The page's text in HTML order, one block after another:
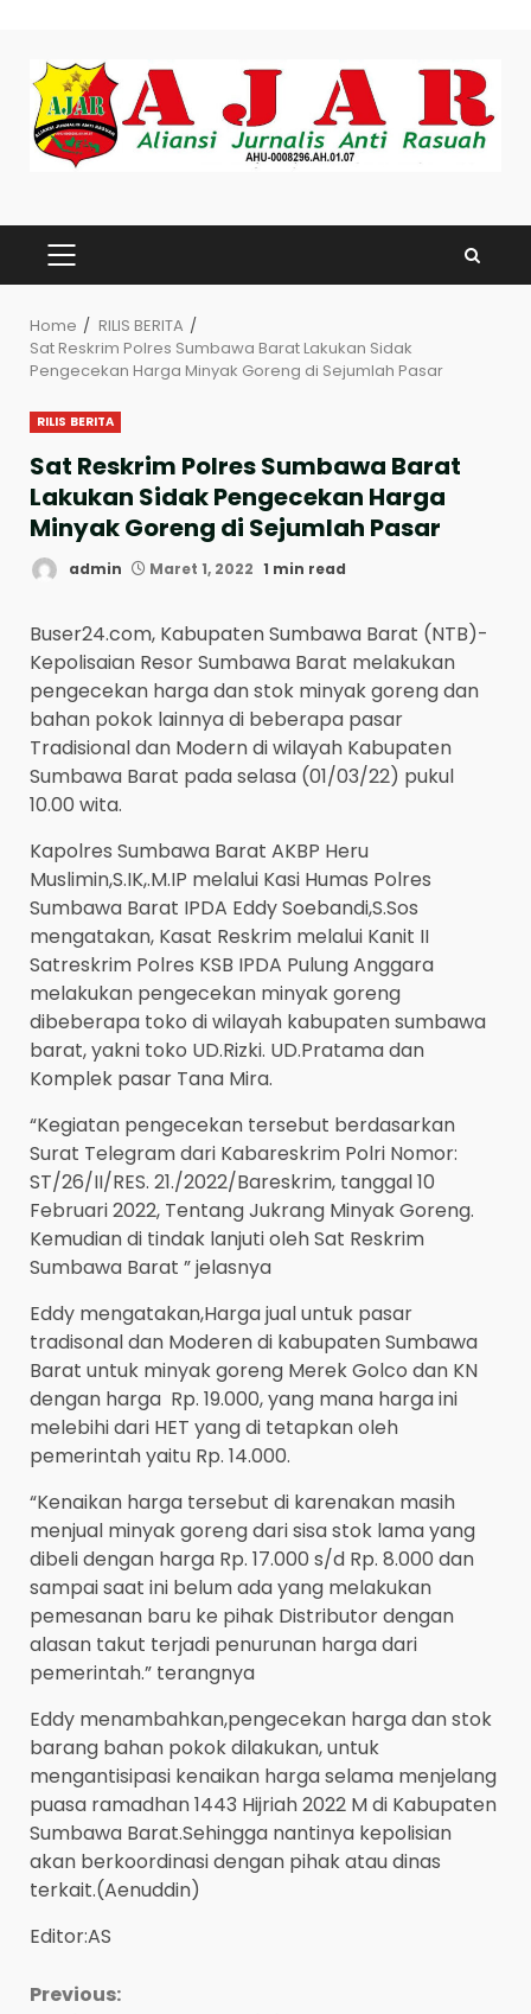
content
PRIMARY
MENU
Home
RILIS BERITA
Sat Reskrim Polres Sumbawa Barat Lakukan Sidak
Pengecekan Harga Minyak Goreng di Sejumlah Pasar
RILIS BERITA
Sat Reskrim Polres Sumbawa Barat
Lakukan Sidak Pengecekan Harga
Minyak Goreng di Sejumlah Pasar
admin Maret 1, 2022 1 min read
Buser24.com, Kabupaten Sumbawa Barat (NTB)-
Kepolisaian Resor Sumbawa Barat melakukan
pengecekan harga dan stok minyak goreng dan
bahan pokok lainnya di beberapa pasar
Tradisional dan Modern di wilayah Kabupaten
Sumbawa Barat pada selasa (01/03/22) pukul
10.00 wita.
Kapolres Sumbawa Barat AKBP Heru
Muslimin,S.IK,.M.IP melalui Kasi Humas Polres
Sumbawa Barat IPDA Eddy Soebandi,S.Sos
mengatakan, Kasat Reskrim melalui Kanit II
Satreskrim Polres KSB IPDA Pulung Anggara
melakukan pengecekan minyak goreng
dibeberapa toko di wilayah kabupaten sumbawa
barat, yakni toko UD.Rizki. UD.Pratama dan
Komplek pasar Tana Mira.
“Kegiatan pengecekan tersebut berdasarkan
Surat Telegram dari Kabareskrim Polri Nomor:
ST/26/II/RES. 21./2022/Bareskrim, tanggal 10
Februari 2022, Tentang Jukrang Minyak Goreng.
Kemudian di tindak lanjuti oleh Sat Reskrim
Sumbawa Barat ” jelasnya
Eddy mengatakan,Harga jual untuk pasar
tradisonal dan Moderen di kabupaten Sumbawa
Barat untuk minyak goreng Merek Golco dan KN
dengan harga Rp. 19.000, yang mana harga ini
melebihi dari HET yang di tetapkan oleh
pemerintah yaitu Rp. 14.000.
“Kenaikan harga tersebut di karenakan masih
menjual minyak goreng dari sisa stok lama yang
dibeli dengan harga Rp. 17.000 s/d Rp. 8.000 dan
sampai saat ini belum ada yang melakukan
pemesanan baru ke pihak Distributor dengan
alasan takut terjadi penurunan harga dari
pemerintah.” terangnya
Eddy menambahkan,pengecekan harga dan stok
barang bahan pokok dilakukan, untuk
mengantisipasi kenaikan harga selama menjelang
puasa ramadhan 1443 Hijriah 2022 M di Kabupaten
Sumbawa Barat.Sehingga nantinya kepolisian
akan berkoordinasi dengan pihak atau dinas
terkait.(Aenuddin)
Editor:AS
Continue
Previous: